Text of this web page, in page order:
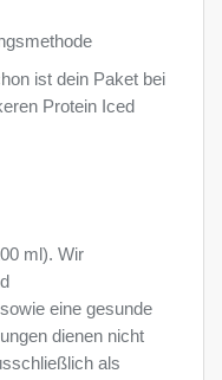
ist dein Paket bei
Protein Iced
ml). Wir
eine gesunde
dienen nicht
als